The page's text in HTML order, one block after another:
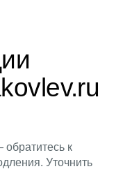
к
Уточнить